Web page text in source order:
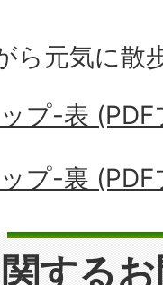
ら元気に散
プ-表
プ-裏
する